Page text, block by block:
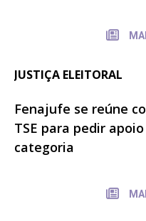
JUSTIÇA ELEITORAL
Fenajufe se reúne
TSE para pedir
categoria